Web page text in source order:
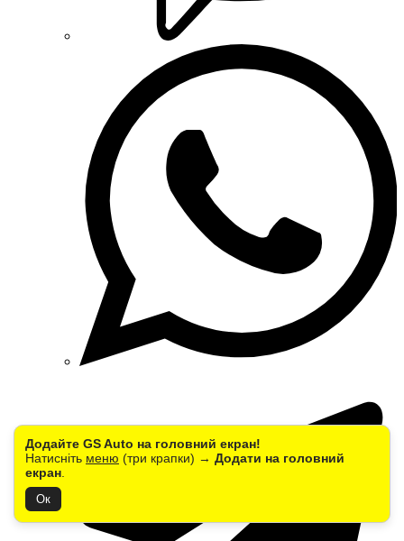
Додайте GS Auto на головний екран!
Натисніть меню (три крапки) → Додати на головний
екран
Ок